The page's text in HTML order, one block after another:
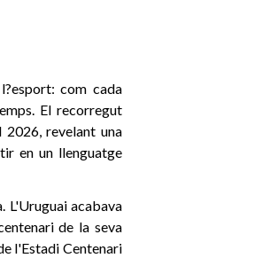
com cada
El recorregut
revelant una
en un llenguatge
L'Uruguai acabava
de la seva
l'Estadi Centenari